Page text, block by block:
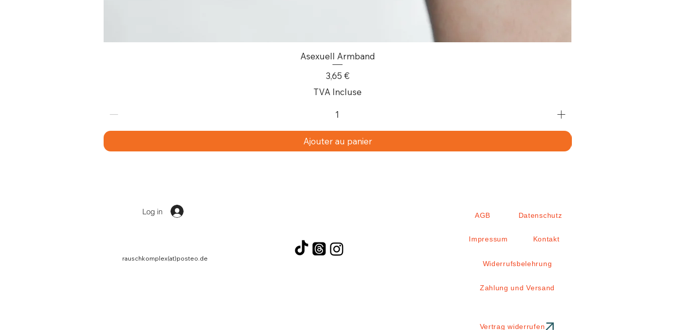
Asexuell Armband
Prix
3,65 €
TVA Incluse
Ajouter au panier
Log in
rauschkomplex(at)posteo.de
AGB Datenschutz
Impressum Kontakt
Widerrufsbelehrung
Zahlung und Versand
Vertrag widerrufen